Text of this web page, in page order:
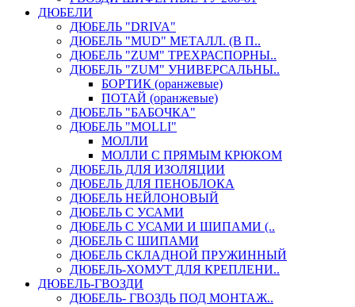
ДЮБЕЛИ
ДЮБЕЛЬ "DRIVA"
ДЮБЕЛЬ "MUD" МЕТАЛЛ. (В П..
ДЮБЕЛЬ "ZUM" ТРЕХРАСПОРНЫ..
ДЮБЕЛЬ "ZUM" УНИВЕРСАЛЬНЫ..
БОРТИК (оранжевые)
ПОТАЙ (оранжевые)
ДЮБЕЛЬ "БАБОЧКА"
ДЮБЕЛЬ "МOLLI"
МОЛЛИ
МОЛЛИ С ПРЯМЫМ КРЮКОМ
ДЮБЕЛЬ ДЛЯ ИЗОЛЯЦИИ
ДЮБЕЛЬ ДЛЯ ПЕНОБЛОКА
ДЮБЕЛЬ НЕЙЛОНОВЫЙ
ДЮБЕЛЬ С УСАМИ
ДЮБЕЛЬ С УСАМИ И ШИПАМИ (..
ДЮБЕЛЬ С ШИПАМИ
ДЮБЕЛЬ СКЛАДНОЙ ПРУЖИННЫЙ
ДЮБЕЛЬ-ХОМУТ ДЛЯ КРЕПЛЕНИ..
ДЮБЕЛЬ-ГВОЗДИ
ДЮБЕЛЬ- ГВОЗДЬ ПОД МОНТАЖ..